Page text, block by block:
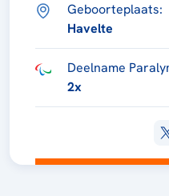
Geboorteplaats:
Havelte
Deelname
2x